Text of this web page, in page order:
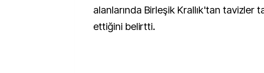
alanlarında Birleşik Krallık'tan tavizler
ettiğini belirtti.